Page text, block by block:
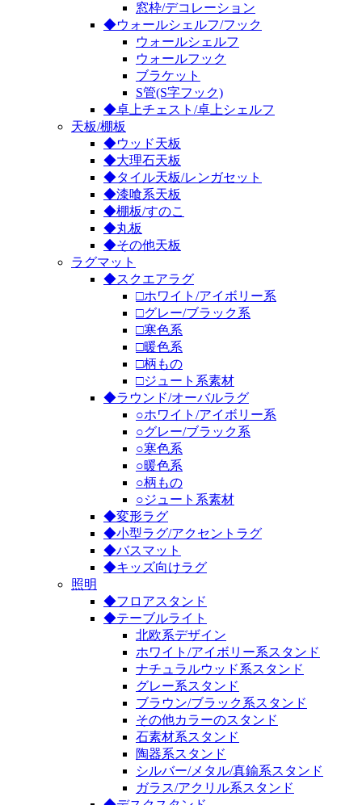
窓枠/デコレーション
◆ウォールシェルフ/フック
ウォールシェルフ
ウォールフック
ブラケット
S管(S字フック)
◆卓上チェスト/卓上シェルフ
天板/棚板
◆ウッド天板
◆大理石天板
◆タイル天板/レンガセット
◆漆喰系天板
◆棚板/すのこ
◆丸板
◆その他天板
ラグマット
◆スクエアラグ
□ホワイト/アイボリー系
□グレー/ブラック系
□寒色系
□暖色系
□柄もの
□ジュート系素材
◆ラウンド/オーバルラグ
○ホワイト/アイボリー系
○グレー/ブラック系
○寒色系
○暖色系
○柄もの
○ジュート系素材
◆変形ラグ
◆小型ラグ/アクセントラグ
◆バスマット
◆キッズ向けラグ
照明
◆フロアスタンド
◆テーブルライト
北欧系デザイン
ホワイト/アイボリー系スタンド
ナチュラルウッド系スタンド
グレー系スタンド
ブラウン/ブラック系スタンド
その他カラーのスタンド
石素材系スタンド
陶器系スタンド
シルバー/メタル/真鍮系スタンド
ガラス/アクリル系スタンド